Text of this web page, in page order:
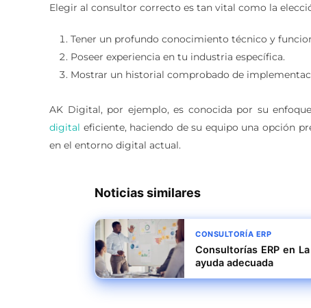
Elegir al consultor correcto es tan vital como la
Tener un profundo conocimiento técnico y
Poseer experiencia en tu industria específica.
Mostrar un historial comprobado de
AK Digital, por ejemplo, es conocida por su
digital eficiente, haciendo de su equipo una opción
en el entorno digital actual.
Noticias similares
CONSULTORÍA ERP
Consultorías ERP en
ayuda adecuada